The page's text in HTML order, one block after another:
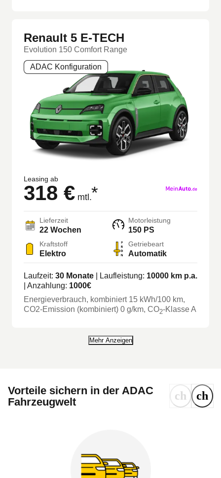
Renault 5 E-TECH
Evolution 150 Comfort Range
ADAC Konfiguration
Leasing ab
318 € mtl.*
Lieferzeit
22 Wochen
Motorleistung
150 PS
Kraftstoff
Elektro
Getriebeart
Automatik
Laufzeit: 30 Monate | Laufleistung: 10000 km p.a.
| Anzahlung: 1000€
Energieverbrauch, kombiniert 15 kWh/100 km,
CO2-Emission (kombiniert) 0 g/km, CO2-KlasseA
Mehr Anzeigen
Vorteile sichern in der ADAC
Fahrzeugwelt